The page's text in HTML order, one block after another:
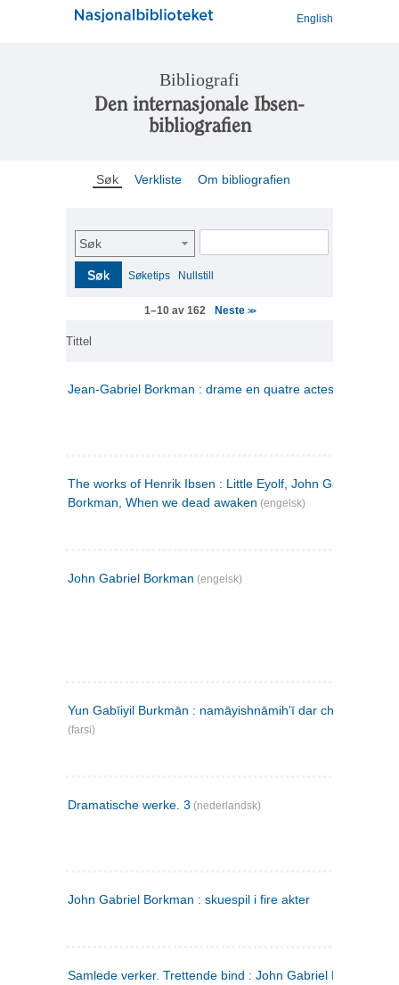
English
Bibliografi
Den internasjonale Ibsen-
bibliografien
Søk Verkliste Om bibliografien
Søk
Søk Søketips Nullstill
1–10 av 162 Neste >>
Tittel
Jean-Gabriel Borkman : drame en quatre actes
The works of Henrik Ibsen : Little Eyolf, John Gabriel
Borkman, When we dead awaken (engelsk)
John Gabriel Borkman (engelsk)
Yun Gabīiyil Burkmān : namāyishnāmihʹī dar chahār pardih
(farsi)
Dramatische werke. 3 (nederlandsk)
John Gabriel Borkman : skuespil i fire akter
Samlede verker. Trettende bind : John Gabriel Borkman ;